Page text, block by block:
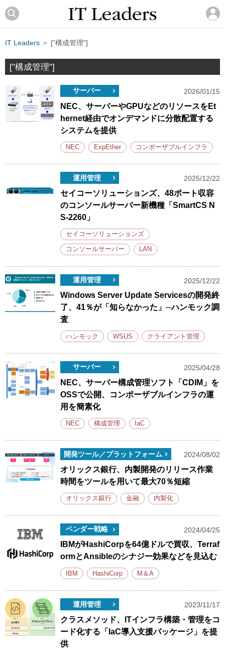
IT Leaders ＞ ["構成管理"]
["構成管理"]
サーバー 2026/01/15
NEC、サーバーやGPUなどのリソースをEt
hernet経由でオンデマンドに分散配置する
システムを提供
NEC ExpEther コンポーザブルインフラ
運用管理 2025/12/22
セイコーソリューションズ、48ポート収容
のコンソールサーバー新機種「SmartCS N
S-2260」
セイコーソリューションズ
コンソールサーバー LAN
運用管理 2025/12/22
Windows Server Update Servicesの開発終
了、41％が「知らなかった」─ハンモック調
査
ハンモック WSUS クライアント管理
サーバー 2025/04/28
NEC、サーバー構成管理ソフト「CDIM」を
OSSで公開、コンポーザブルインフラの運
用を簡素化
NEC 構成管理 IaC
開発ツール／プラットフォーム 2024/08/02
オリックス銀行、内製開発のリリース作業
時間をツールを用いて最大70％短縮
オリックス銀行 金融 内製化
ベンダー戦略 2024/04/25
IBMがHashiCorpを64億ドルで買収、Terraf
ormとAnsibleのシナジー効果などを見込む
IBM HashiCorp M＆A
運用管理 2023/11/17
クラスメソッド、ITインフラ構築・管理をコ
ード化する「IaC導入支援パッケージ」を提
供